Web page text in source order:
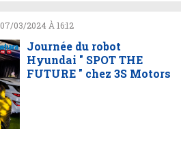
07/03/2024 À 16:12
Journée du robot
Hyundai " SPOT THE
FUTURE " chez 3S Motors